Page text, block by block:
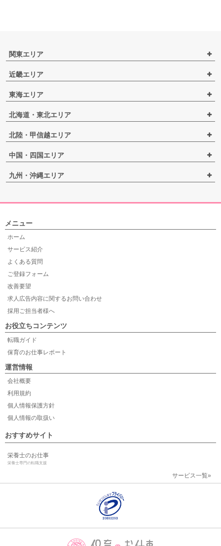
関東エリア
近畿エリア
東海エリア
北海道・東北エリア
北陸・甲信越エリア
中国・四国エリア
九州・沖縄エリア
メニュー
ホーム
サービス紹介
よくある質問
ご登録フォーム
改善要望
求人広告内容に関するお問い合わせ
採用ご担当者様へ
お役立ちコンテンツ
転職ガイド
保育のお仕事レポート
運営情報
会社概要
利用規約
個人情報保護方針
個人情報の取扱い
おすすめサイト
栄養士のお仕事
栄養士専門の転職支援
サービス一覧»